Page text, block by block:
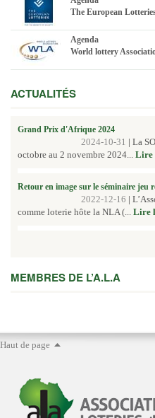
The European
Agenda
World lottery
ACTUALITÉS
Grand Prix d'Afrique 2024
2024-10-31 | La
octobre au 2 novembre 2024... Lire
Retour en image sur le séminaire jeu
2022-12-16 |
comme loterie hôte la NLA (... Lire
MEMBRES DE L’A.L.A
Haut de page